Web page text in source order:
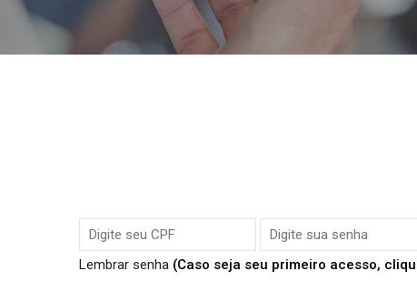
Lembrar senha (Caso seja seu primeiro acesso,